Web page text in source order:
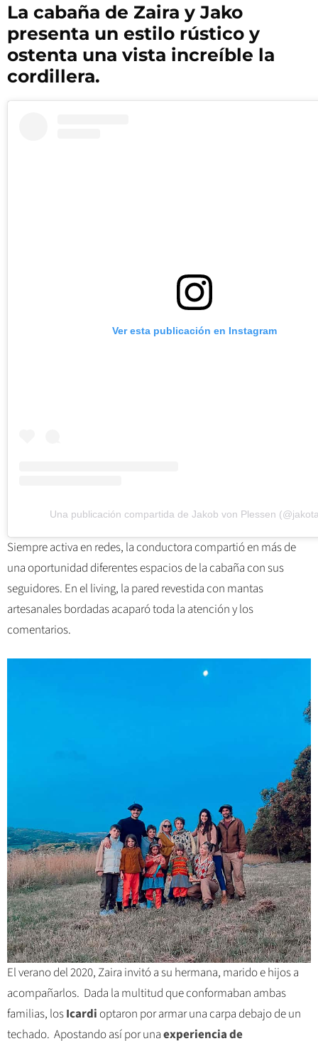
La cabaña de Zaira y Jako
presenta un estilo rústico y
ostenta una vista increíble la
cordillera.
Ver esta publicación en Instagram
Una publicación compartida de Jakob von Plessen
Siempre activa en redes, la conductora compartió en más de
una oportunidad diferentes espacios de la cabaña con sus
seguidores. En el living, la pared revestida con mantas
artesanales bordadas acaparó toda la atención y los
comentarios.
El verano del 2020, Zaira invitó a su hermana, marido e hijos a
acompañarlos. Dada la multitud que conformaban ambas
familias, losIcardi optaron por armar una carpa debajo de un
techado. Apostando así por unaexperiencia de